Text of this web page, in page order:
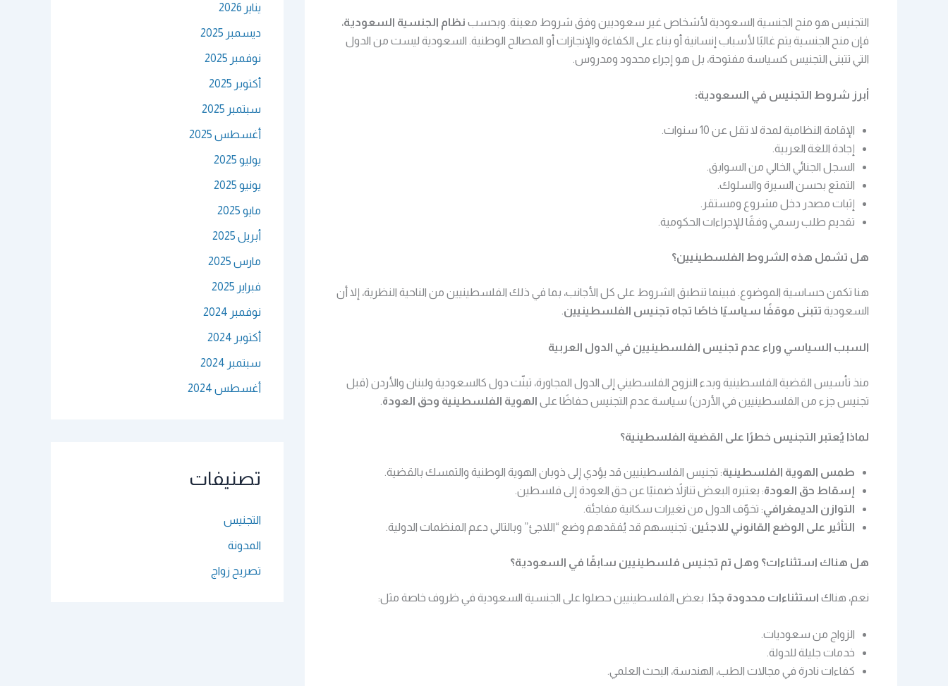
التجنيس هو منح الجنسية السعودية لأشخاص غير سعوديين وفق شروط معينة. وبحسب نظام الجنسية السعودية،
فإن منح الجنسية يتم غالبًا لأسباب إنسانية أو بناء على الكفاءة والإنجازات أو المصالح الوطنية. السعودية ليست من الدول
التي تتبنى التجنيس كسياسة مفتوحة، بل هو إجراء محدود ومدروس.
أبرز شروط التجنيس في السعودية:
الإقامة النظامية لمدة لا تقل عن 10 سنوات.
إجادة اللغة العربية.
السجل الجنائي الخالي من السوابق.
التمتع بحسن السيرة والسلوك.
إثبات مصدر دخل مشروع ومستقر.
تقديم طلب رسمي وفقًا للإجراءات الحكومية.
هل تشمل هذه الشروط الفلسطينيين؟
هنا تكمن حساسية الموضوع. فبينما تنطبق الشروط على كل الأجانب، بما في ذلك الفلسطينيين من الناحية النظرية، إلا أن
السعودية تتبنى موقفًا سياسيًا خاصًا تجاه تجنيس الفلسطينيين
السبب السياسي وراء عدم تجنيس الفلسطينيين في الدول العربية
منذ تأسيس القضية الفلسطينية وبدء النزوح الفلسطيني إلى الدول المجاورة، تبنّت دول كالسعودية ولبنان والأردن (قبل
تجنيس جزء من الفلسطينيين في الأردن) سياسة عدم التجنيس حفاظًا على الهوية الفلسطينية وحق العودة
لماذا يُعتبر التجنيس خطرًا على القضية الفلسطينية؟
طمس الهوية الفلسطينية: تجنيس الفلسطينيين قد يؤدي إلى ذوبان الهوية الوطنية والتمسك بالقضية.
إسقاط حق العودة: يعتبره البعض تنازلاً ضمنيًا عن حق العودة إلى فلسطين.
التوازن الديمغرافي: تخوّف الدول من تغيرات سكانية مفاجئة.
التأثير على الوضع القانوني للاجئين: تجنيسهم قد يُفقدهم وضع “اللاجئ” وبالتالي دعم المنظمات الدولية.
هل هناك استثناءات؟ وهل تم تجنيس فلسطينيين سابقًا في السعودية؟
نعم، هناك استثناءات محدودة جدًا . بعض الفلسطينيين حصلوا على الجنسية السعودية في ظروف خاصة مثل:
الزواج من سعوديات.
خدمات جليلة للدولة.
كفاءات نادرة في مجالات الطب، الهندسة، البحث العلمي.
يناير 2026
ديسمبر 2025
نوفمبر 2025
أكتوبر 2025
سبتمبر 2025
أغسطس 2025
يوليو 2025
يونيو 2025
مايو 2025
أبريل 2025
مارس 2025
فبراير 2025
نوفمبر 2024
أكتوبر 2024
سبتمبر 2024
أغسطس 2024
تصنيفات
التجنيس
المدونة
تصريح زواج